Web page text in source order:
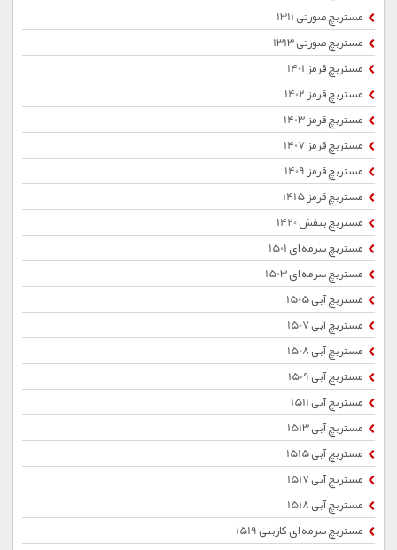
مستربچ صورتی 1311
مستربچ صورتی 1313
مستربچ قرمز 1401
مستربچ قرمز 1402
مستربچ قرمز 1403
مستربچ قرمز 1407
مستربچ قرمز 1409
مستربچ قرمز 1415
مستربچ بنفش 1420
مستربچ سرمه ای 1501
مستربچ سرمه ای 1503
مستربچ آبی 1505
مستربچ آبی 1507
مستربچ آبی 1508
مستربچ آبی 1509
مستربچ آبی 1511
مستربچ آبی 1513
مستربچ آبی 1515
مستربچ آبی 1517
مستربچ آبی 1518
مستربچ سرمه ای کاربنی 1519